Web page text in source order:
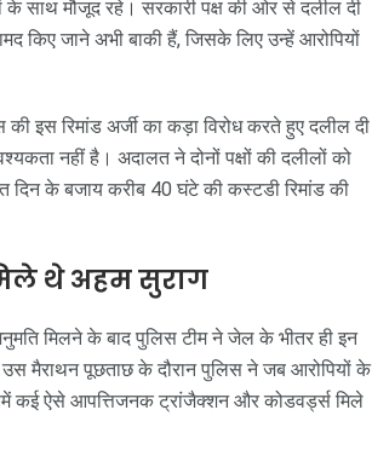
के साथ मौजूद रहे। सरकारी पक्ष की ओर से दलील दी
किए जाने अभी बाकी हैं, जिसके लिए उन्हें आरोपियों
इस रिमांड अर्जी का कड़ा विरोध करते हुए दलील दी
नहीं है। अदालत ने दोनों पक्षों की दलीलों को
के बजाय करीब 40 घंटे की कस्टडी रिमांड की
थे अहम सुराग
मिलने के बाद पुलिस टीम ने जेल के भीतर ही इन
मैराथन पूछताछ के दौरान पुलिस ने जब आरोपियों के
कई ऐसे आपत्तिजनक ट्रांजैक्शन और कोडवर्ड्स मिले